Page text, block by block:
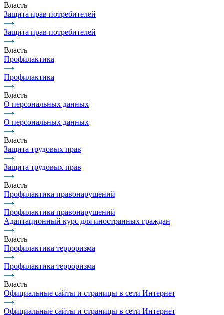
Власть
Защита прав потребителей
Защита прав потребителей
Власть
Профилактика
Профилактика
Власть
О персональных данных
О персональных данных
Власть
Защита трудовых прав
Защита трудовых прав
Власть
Профилактика правонарушений
Профилактика правонарушений
Адаптационный курс для иностранных граждан
Власть
Профилактика терроризма
Профилактика терроризма
Власть
Официальные сайты и страницы в сети Интернет
Официальные сайты и страницы в сети Интернет